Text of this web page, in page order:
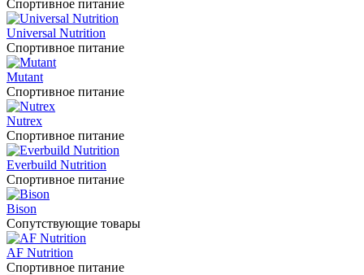
Спортивное питание
Universal Nutrition
Спортивное питание
Mutant
Спортивное питание
Nutrex
Спортивное питание
Everbuild Nutrition
Спортивное питание
Bison
Сопутствующие товары
AF Nutrition
Спортивное питание